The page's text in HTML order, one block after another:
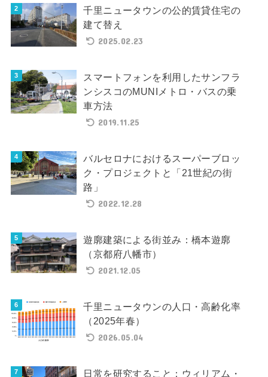
千里ニュータウンの公的賃貸住宅の
建て替え
2025.02.23
スマートフォンを利用したサンフラ
ンシスコのMUNIメトロ・バスの乗
車方法
2019.11.25
バルセロナにおけるスーパーブロッ
ク・プロジェクトと「21世紀の街
路」
2022.12.28
遊廓建築による街並み：橋本遊廓
（京都府八幡市）
2021.12.05
千里ニュータウンの人口・高齢化率
（2025年春）
2026.05.04
日常を研究すること：ウィリアム・